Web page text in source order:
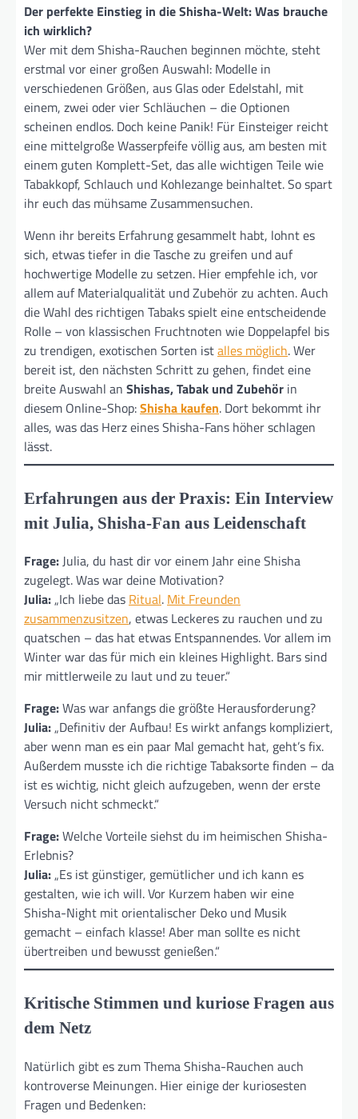
Der perfekte Einstieg in die Shisha-Welt: Was brauche
ich wirklich?
Wer mit dem Shisha-Rauchen beginnen möchte, steht
erstmal vor einer großen Auswahl: Modelle in
verschiedenen Größen, aus Glas oder Edelstahl, mit
einem, zwei oder vier Schläuchen – die Optionen
scheinen endlos. Doch keine Panik! Für Einsteiger reicht
eine mittelgroße Wasserpfeife völlig aus, am besten mit
einem guten Komplett-Set, das alle wichtigen Teile wie
Tabakkopf, Schlauch und Kohlezange beinhaltet. So spart
ihr euch das mühsame Zusammensuchen.
Wenn ihr bereits Erfahrung gesammelt habt, lohnt es
sich, etwas tiefer in die Tasche zu greifen und auf
hochwertige Modelle zu setzen. Hier empfehle ich, vor
allem auf Materialqualität und Zubehör zu achten. Auch
die Wahl des richtigen Tabaks spielt eine entscheidende
Rolle – von klassischen Fruchtnoten wie Doppelapfel bis
zu trendigen, exotischen Sorten istalles möglich. Wer
bereit ist, den nächsten Schritt zu gehen, findet eine
breite Auswahl an Shishas, Tabak und Zubehör in
diesem Online-Shop:Shisha kaufen. Dort bekommt ihr
alles, was das Herz eines Shisha-Fans höher schlagen
lässt.
Erfahrungen aus der Praxis: Ein Interview
mit Julia, Shisha-Fan aus Leidenschaft
Frage:Julia, du hast dir vor einem Jahr eine Shisha
zugelegt. Was war deine Motivation?
Julia:„Ich liebe das Ritual. Mit Freunden
zusammenzusitzen, etwas Leckeres zu rauchen und zu
quatschen – das hat etwas Entspannendes. Vor allem im
Winter war das für mich ein kleines Highlight. Bars sind
mir mittlerweile zu laut und zu teuer.“
Frage:Was war anfangs die größte Herausforderung?
Julia:„Definitiv der Aufbau! Es wirkt anfangs kompliziert,
aber wenn man es ein paar Mal gemacht hat, geht’s fix.
Außerdem musste ich die richtige Tabaksorte finden – da
ist es wichtig, nicht gleich aufzugeben, wenn der erste
Versuch nicht schmeckt.“
Frage:Welche Vorteile siehst du im heimischen Shisha-
Erlebnis?
Julia:„Es ist günstiger, gemütlicher und ich kann es
gestalten, wie ich will. Vor Kurzem haben wir eine
Shisha-Night mit orientalischer Deko und Musik
gemacht – einfach klasse! Aber man sollte es nicht
übertreiben und bewusst genießen.“
Kritische Stimmen und kuriose Fragen aus
dem Netz
Natürlich gibt es zum Thema Shisha-Rauchen auch
kontroverse Meinungen. Hier einige der kuriosesten
Fragen und Bedenken: